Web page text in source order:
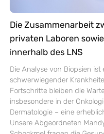
Die Zusammenarbeit
privaten Laboren
innerhalb des LNS
Die Analyse von Biopsien
schwerwiegender
Fortschritte bleiben die
insbesondere in der
Dermatologie – eine
Unsere Abgeordneten